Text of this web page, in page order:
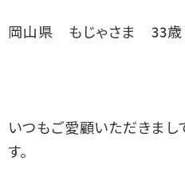
岡山県 もじゃさま 33歳
いつもご愛顧いただきまし
す。